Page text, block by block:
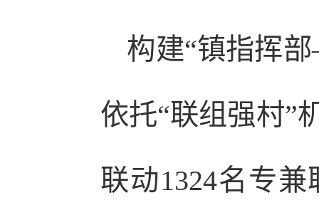
构建“镇指挥
依托“联组强村”
联动1324名专